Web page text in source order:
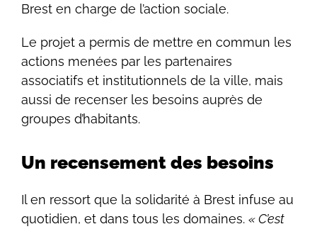
Brest en charge de l’action sociale.
Le projet a permis de mettre en commun les
actions menées par les partenaires
associatifs et institutionnels de la ville, mais
aussi de recenser les besoins auprès de
groupes d’habitants.
Un recensement des besoins
Il en ressort que la solidarité à Brest infuse au
quotidien, et dans tous les domaines. « C’est